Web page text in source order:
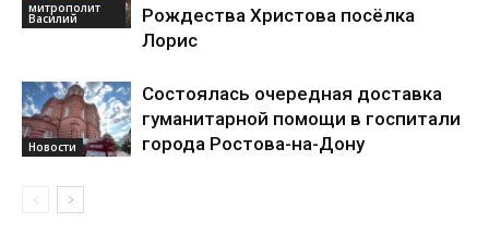
митрополит
Василий
Рождества Христова посёлка
Лорис
Новости
Состоялась очередная доставка
гуманитарной помощи в госпитали
города Ростова-на-Дону